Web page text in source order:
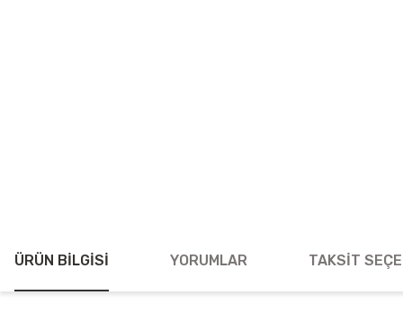
ÜRÜN BILGISI YORUMLAR TAKSIT